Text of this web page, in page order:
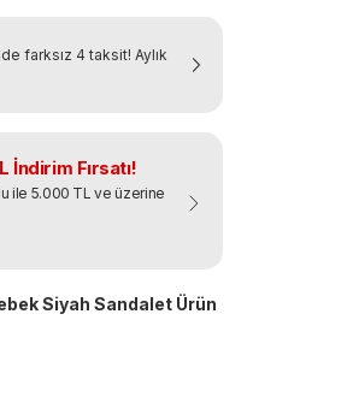
farksız 4 taksit! Aylık
Fırsatı!
ile 5.000 TL ve üzerine
Siyah Sandalet Ürün